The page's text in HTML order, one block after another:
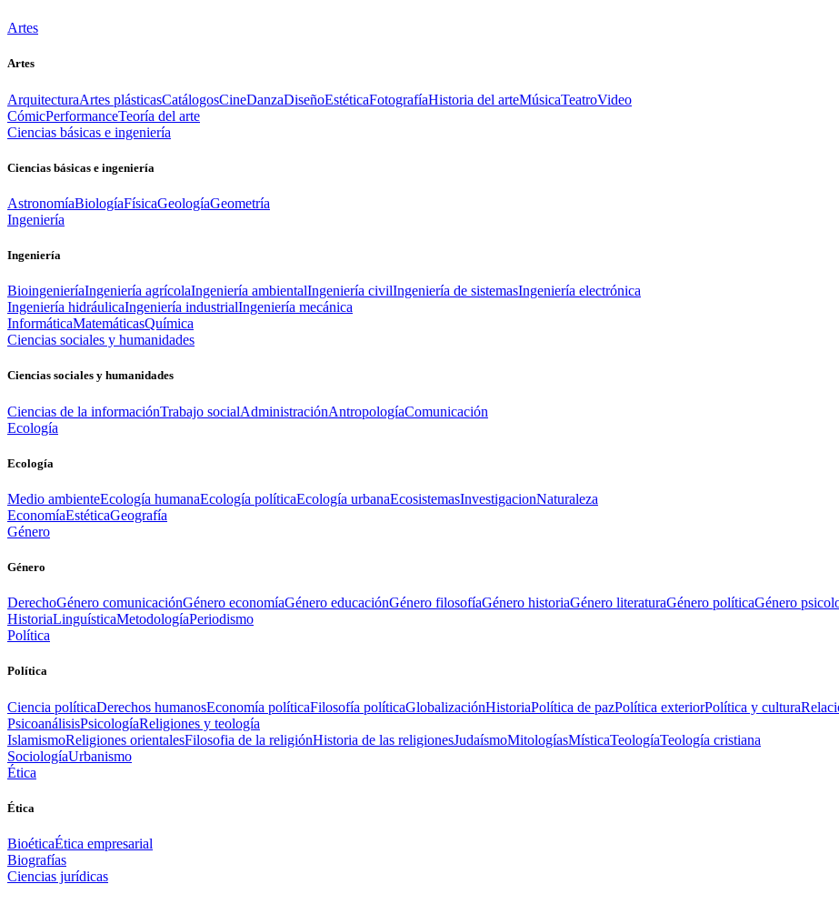
Artes
Artes
ArquitecturaArtes plásticasCatálogosCineDanzaDiseñoEstéticaFotografíaHistoria del arteMúsicaTeatroVideo
CómicPerformanceTeoría del arte
Ciencias básicas e ingeniería
Ciencias básicas e ingeniería
AstronomíaBiologíaFísicaGeologíaGeometría
Ingeniería
Ingeniería
BioingenieríaIngeniería agrícolaIngeniería ambientalIngeniería civilIngeniería de sistemasIngeniería electrónica
Ingeniería hidráulicaIngeniería industrialIngeniería mecánica
InformáticaMatemáticasQuímica
Ciencias sociales y humanidades
Ciencias sociales y humanidades
Ciencias de la informaciónTrabajo socialAdministraciónAntropologíaComunicación
Ecología
Ecología
Medio ambienteEcología humanaEcología políticaEcología urbanaEcosistemasInvestigacionNaturaleza
EconomíaEstéticaGeografía
Género
Género
DerechoGénero comunicaciónGénero economíaGénero educaciónGénero filosofíaGénero historiaGénero literaturaGénero políticaGénero
HistoriaLinguísticaMetodologíaPeriodismo
Política
Política
Ciencia políticaDerechos humanosEconomía políticaFilosofía políticaGlobalizaciónHistoriaPolítica de pazPolítica exteriorPolítica y cultura
PsicoanálisisPsicologíaReligiones y teología
IslamismoReligiones orientalesFilosofia de la religiónHistoria de las religionesJudaísmoMitologíasMísticaTeologíaTeología cristiana
SociologíaUrbanismo
Ética
Ética
BioéticaÉtica empresarial
Biografías
Ciencias jurídicas